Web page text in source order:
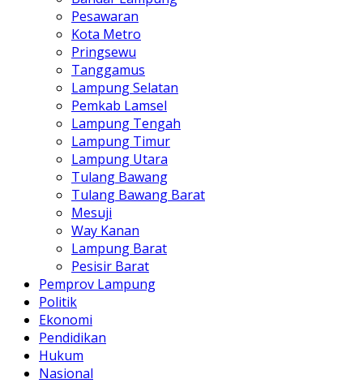
Pesawaran
Kota Metro
Pringsewu
Tanggamus
Lampung Selatan
Pemkab Lamsel
Lampung Tengah
Lampung Timur
Lampung Utara
Tulang Bawang
Tulang Bawang Barat
Mesuji
Way Kanan
Lampung Barat
Pesisir Barat
Pemprov Lampung
Politik
Ekonomi
Pendidikan
Hukum
Nasional